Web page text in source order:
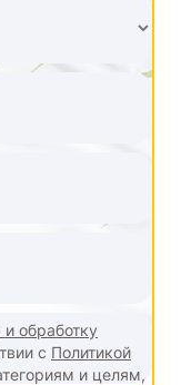
обработку
с Политикой
и целям,